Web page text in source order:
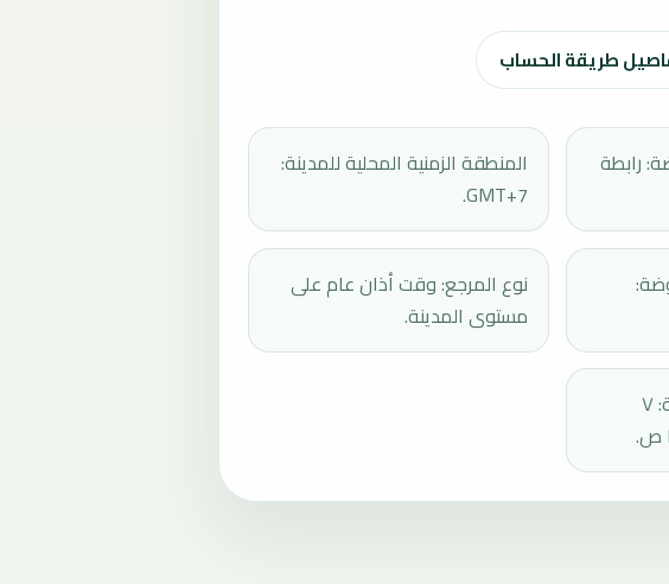
طريقة الحساب
رابطة
المنطقة الزمنية المحلية للمدينة:
GMT+7.
نوع المرجع: وقت أذان عام على
مستوى المدينة.
آخر تحديث ظاهر للصفحة: ٧